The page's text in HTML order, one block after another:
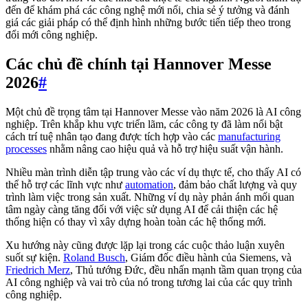
đến để khám phá các công nghệ mới nổi, chia sẻ ý tưởng và đánh
giá các giải pháp có thể định hình những bước tiến tiếp theo trong
đổi mới công nghiệp.
Các chủ đề chính tại Hannover Messe
2026#
Một chủ đề trọng tâm tại Hannover Messe vào năm 2026 là AI công
nghiệp. Trên khắp khu vực triển lãm, các công ty đã làm nổi bật
cách trí tuệ nhân tạo đang được tích hợp vào các manufacturing
processes nhằm nâng cao hiệu quả và hỗ trợ hiệu suất vận hành.
Nhiều màn trình diễn tập trung vào các ví dụ thực tế, cho thấy AI có
thể hỗ trợ các lĩnh vực như automation, đảm bảo chất lượng và quy
trình làm việc trong sản xuất. Những ví dụ này phản ánh mối quan
tâm ngày càng tăng đối với việc sử dụng AI để cải thiện các hệ
thống hiện có thay vì xây dựng hoàn toàn các hệ thống mới.
Xu hướng này cũng được lặp lại trong các cuộc thảo luận xuyên
suốt sự kiện. Roland Busch, Giám đốc điều hành của Siemens, và
Friedrich Merz, Thủ tướng Đức, đều nhấn mạnh tầm quan trọng của
AI công nghiệp và vai trò của nó trong tương lai của các quy trình
công nghiệp.